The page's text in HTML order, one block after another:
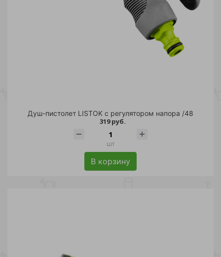
Душ-пистолет LISTOK с регулятором напора /48
319 руб.
шт
В корзину